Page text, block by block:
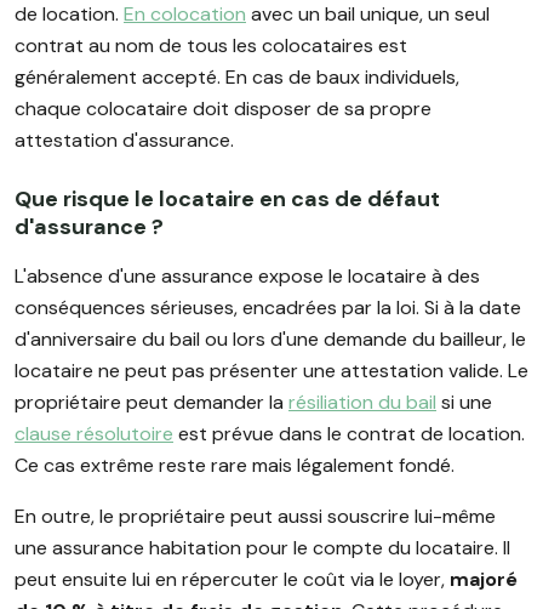
de location. En colocation avec un bail unique, un seul
contrat au nom de tous les colocataires est
généralement accepté. En cas de baux individuels,
chaque colocataire doit disposer de sa propre
attestation d'assurance.
Que risque le locataire en cas de défaut
d'assurance ?
L'absence d'une assurance expose le locataire à des
conséquences sérieuses, encadrées par la loi. Si à la date
d'anniversaire du bail ou lors d'une demande du bailleur, le
locataire ne peut pas présenter une attestation valide. Le
propriétaire peut demander la résiliation du bail si une
clause résolutoire est prévue dans le contrat de location.
Ce cas extrême reste rare mais légalement fondé.
En outre, le propriétaire peut aussi souscrire lui-même
une assurance habitation pour le compte du locataire. Il
peut ensuite lui en répercuter le coût via le loyer, majoré